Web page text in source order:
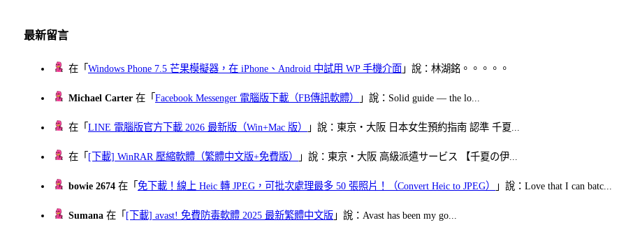
最新留言
在「Windows Phone 7.5 芒果模擬器，在 iPhone、Android 中試用 WP 手機介面 」說：林湖銘。。。。。
Michael Carter 在「Facebook Messenger 電腦版下載（FB傳訊軟體） 」說：Solid guide — the lo...
在「LINE 電腦版官方下載 2026 最新版（Win+Mac 版） 」說：東京・大阪 日本女生預約指南 認準 千夏...
在「 [下載] WinRAR 壓縮軟體（繁體中文版+免費版） 」說：東京・大阪 高級派遣サービス 【千夏の伊...
bowie 2674 在「免下載！線上 Heic 轉 JPEG，可批次處理最多 50 張照片！（Convert Heic to JPEG） 」說：Love that I can batc...
Sumana 在「 [下載] avast! 免費防毒軟體 2025 最新繁體中文版 」說：Avast has been my go...